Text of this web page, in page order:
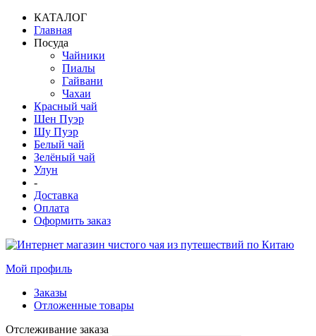
КАТАЛОГ
Главная
Посуда
Чайники
Пиалы
Гайвани
Чахаи
Красный чай
Шен Пуэр
Шу Пуэр
Белый чай
Зелёный чай
Улун
-
Доставка
Оплата
Оформить заказ
Мой профиль
Заказы
Отложенные товары
Отслеживание заказа